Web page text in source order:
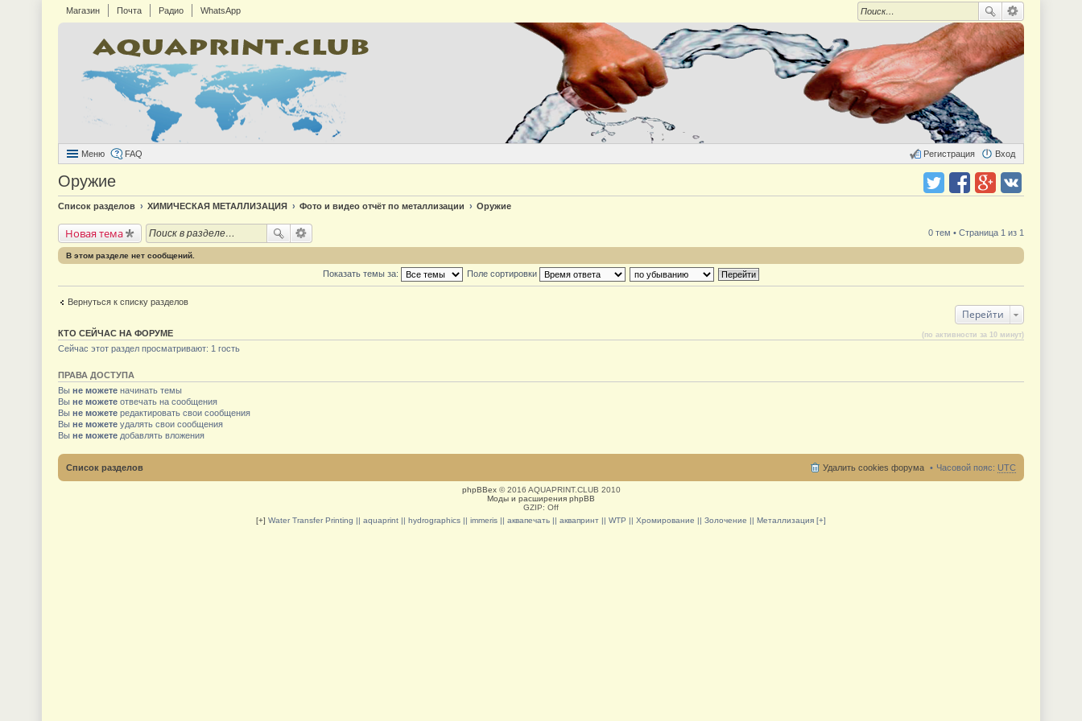
Магазин Почта Радио WhatsApp
Меню FAQ Вход
Регистрация
Оружие
Список разделов ХИМИЧЕСКАЯ МЕТАЛЛИЗАЦИЯ Фото и видео отчёт по металлизации Оружие
Новая тема 0 тем • Страница 1 из 1
В этом разделе нет сообщений.
Показать темы за: Поле сортировки
Вернуться к списку разделов
Перейти
КТО СЕЙЧАС НА ФОРУМЕ (по активности за 10 минут)
Сейчас этот раздел просматривают: 1 гость
ПРАВА ДОСТУПА
Вы не можете начинать темы
Вы не можете отвечать на сообщения
Вы не можете редактировать свои сообщения
Вы не можете удалять свои сообщения
Вы не можете добавлять вложения
Список разделов Часовой пояс: UTC
Удалить cookies форума
phpBBex© 2016 AQUAPRINT.CLUB 2010
Моды и расширения phpBB
GZIP: Off
[+] Water Transfer Printing || aquaprint || hydrographics || immeris || аквапечать || аквапринт || WTP || Хромирование || Золочение || Металлизация [+]